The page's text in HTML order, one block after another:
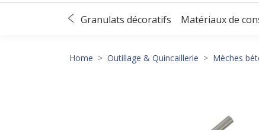
déneigement Granulats décoratifs Matériaux de
Home Outillage & Quincaillerie Mèches